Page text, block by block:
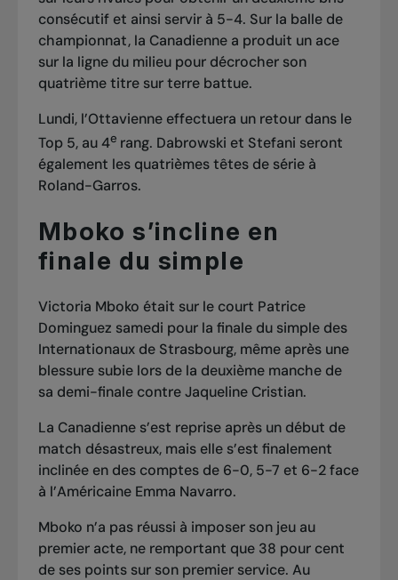
consécutif et ainsi servir à 5-4. Sur la balle de
championnat, la Canadienne a produit un ace
sur la ligne du milieu pour décrocher son
quatrième titre sur terre battue.
Lundi, l’Ottavienne effectuera un retour dans le
Top 5, au 4e rang. Dabrowski et Stefani seront
également les quatrièmes têtes de série à
Roland-Garros.
Mboko s’incline en
finale du simple
Victoria Mboko était sur le court Patrice
Dominguez samedi pour la finale du simple des
Internationaux de Strasbourg, même après une
blessure subie lors de la deuxième manche de
sa demi-finale contre Jaqueline Cristian.
La Canadienne s’est reprise après un début de
match désastreux, mais elle s’est finalement
inclinée en des comptes de 6-0, 5-7 et 6-2 face
à l’Américaine Emma Navarro.
Mboko n’a pas réussi à imposer son jeu au
premier acte, ne remportant que 38 pour cent
de ses points sur son premier service. Au